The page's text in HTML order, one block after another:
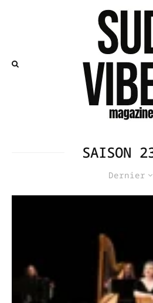
SAISON
Dernier